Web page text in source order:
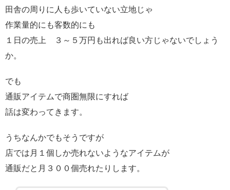
田舎の周りに人も歩いていない立地じゃ
作業量的にも客数的にも
１日の売上 ３～５万円も出れば良い方じゃないでしょう
か。
でも
通販アイテムで商圏無限にすれば
話は変わってきます。
うちなんかでもそうですが
店では月１個しか売れないようなアイテムが
通販だと月３００個売れたりします。